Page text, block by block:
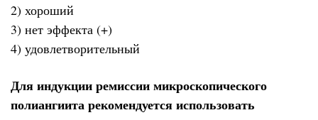
2) хороший
3) нет эффекта (+)
4) удовлетворительный
Для индукции ремиссии микроскопического
полиангиита рекомендуется использовать